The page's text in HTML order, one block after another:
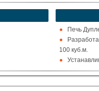
Печь
100 куб.м.